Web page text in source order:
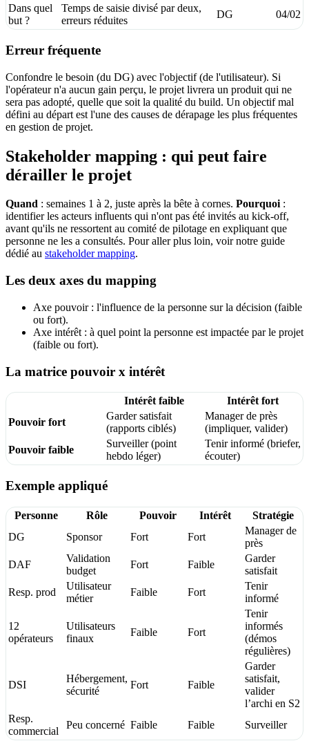
Dans quel
but ?
Temps de saisie divisé par deux,
erreurs réduites
DG 04/02
Erreur fréquente
Confondre le besoin (du DG) avec l'objectif (de l'utilisateur). Si
l'opérateur n'a aucun gain perçu, le projet livrera un produit qui ne
sera pas adopté, quelle que soit la qualité du build. Un objectif mal
défini au départ est l'une des causes de dérapage les plus fréquentes
en gestion de projet.
Stakeholder mapping : qui peut faire
dérailler le projet
Quand : semaines 1 à 2, juste après la bête à cornes. Pourquoi:
identifier les acteurs influents qui n'ont pas été invités au kick-off,
avant qu'ils ne ressortent au comité de pilotage en expliquant que
personne ne les a consultés. Pour aller plus loin, voir notre guide
dédié au stakeholder mapping.
Les deux axes du mapping
Axe pouvoir : l'influence de la personne sur la décision (faible
ou fort).
Axe intérêt : à quel point la personne est impactée par le projet
(faible ou fort).
La matrice pouvoir x intérêt
Intérêt faible
Intérêt fort
Pouvoir fort
Garder satisfait
(rapports ciblés)
Manager de près
(impliquer, valider)
Pouvoir faible
Surveiller (point
hebdo léger)
Tenir informé (briefer,
écouter)
Exemple appliqué
Personne Rôle Pouvoir Intérêt
Stratégie
DG
Sponsor Fort Fort
Manager de
près
DAF
Validation
budget
Fort Faible
Garder
satisfait
Resp. prod
Utilisateur
métier
Faible Fort
Tenir
informé
12
opérateurs
Utilisateurs
finaux
Faible Fort
Tenir
informés
(démos
régulières)
DSI
Hébergement,
sécurité
Fort Faible
Garder
satisfait,
valider
l’archi en S2
Resp.
commercial
Peu concerné Faible Faible Surveiller